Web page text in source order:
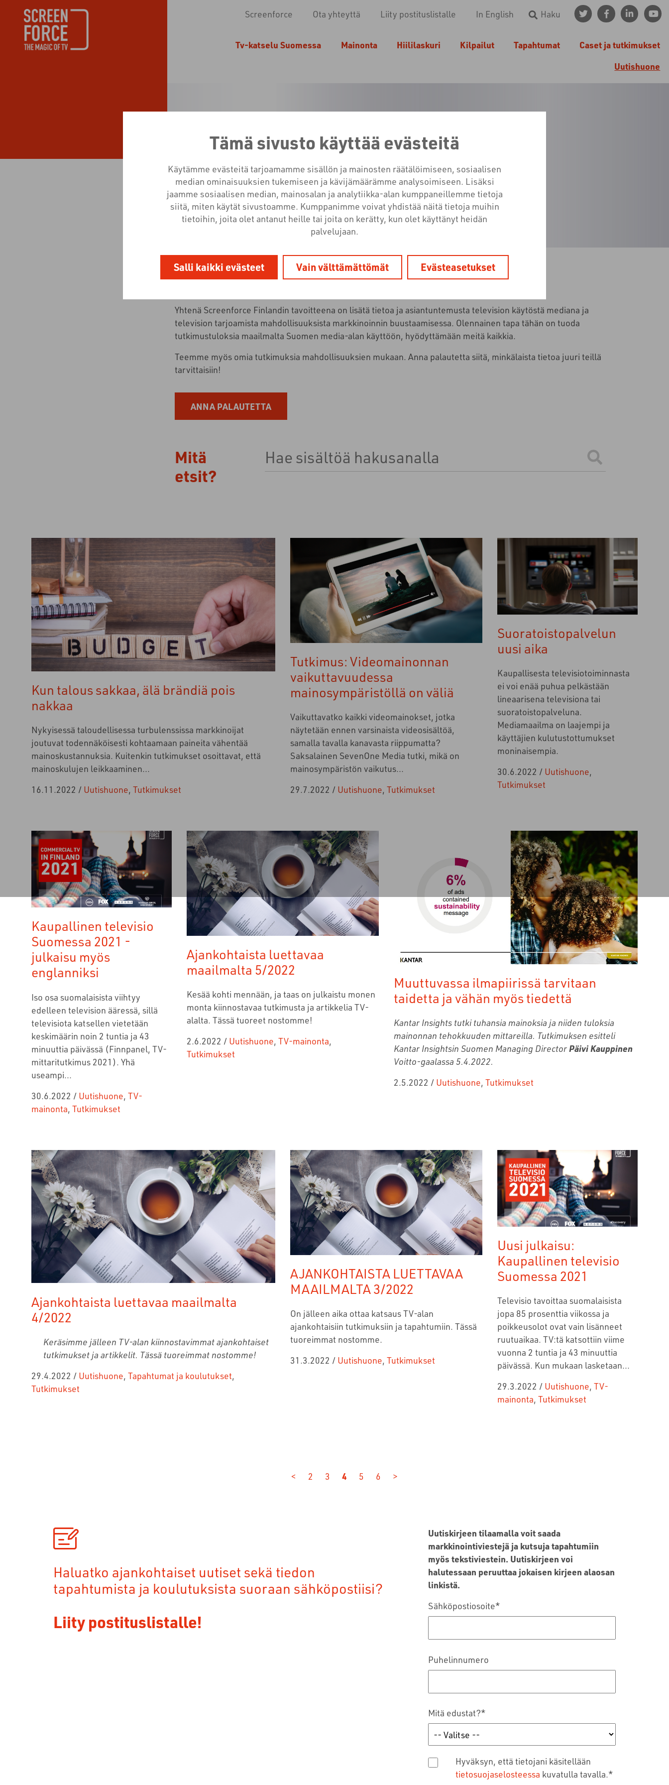
Tämä sivusto käyttää evästeitä
Käytämme evästeitä tarjoamamme sisällön ja mainosten räätälöimiseen, sosiaalisen
median ominaisuuksien tukemiseen ja kävijämäärämme analysoimiseen. Lisäksi
jaamme sosiaalisen median, mainosalan ja analytiikka-alan kumppaneillemme tietoja
siitä, miten käytät sivustoamme. Kumppanimme voivat yhdistää näitä tietoja muihin
tietoihin, joita olet antanut heille tai joita on kerätty, kun olet käyttänyt heidän
palvelujaan.
Salli kaikki evästeet Vain välttämättömät Evästeasetukset
Screenforce Ota yhteyttä Liity postituslistalle In English Haku
Tv-katselu Suomessa Mainonta Hiililaskuri Kilpailut Tapahtumat
Caset ja tutkimukset
Uutishuone
TUTKIMUKSET
Yhtenä Screenforce Finlandin tavoitteena on lisätä tietoa ja asiantuntemusta television käytöstä mediana ja
television tarjoamista mahdollisuuksista markkinoinnin buustaamisessa. Olennainen tapa tähän on tuoda
tutkimustuloksia maailmalta Suomen media-alan käyttöön, hyödyttämään meitä kaikkia.
Teemme myös omia tutkimuksia mahdollisuuksien mukaan. Anna palautetta siitä, minkälaista tietoa juuri teillä
tarvittaisiin!
ANNA PALAUTETTA
Mitä
etsit?
Kun talous sakkaa, älä brändiä pois
nakkaa
Nykyisessä taloudellisessa turbulenssissa markkinoijat
joutuvat todennäköisesti kohtaamaan paineita vähentää
mainoskustannuksia. Kuitenkin tutkimukset osoittavat, että
mainoskulujen leikkaaminen...
16.11.2022 / Uutishuone, Tutkimukset
Tutkimus: Videomainonnan
vaikuttavuudessa
mainosympäristöllä on väliä
Vaikuttavatko kaikki videomainokset, jotka
näytetään ennen varsinaista videosisältöä,
samalla tavalla kanavasta riippumatta?
Saksalainen SevenOne Media tutki, mikä on
mainosympäristön vaikutus...
29.7.2022 / Uutishuone, Tutkimukset
Suoratoistopalvelun
uusi aika
Kaupallisesta televisiotoiminnasta
ei voi enää puhua pelkästään
lineaarisena televisiona tai
suoratoistopalveluna.
Mediamaailma on laajempi ja
käyttäjien kulutustottumukset
moninaisempia.
30.6.2022 / Uutishuone,
Tutkimukset
Kaupallinen televisio
Suomessa 2021 -
julkaisu myös
englanniksi
Iso osa suomalaisista viihtyy
edelleen television ääressä, sillä
televisiota katsellen vietetään
keskimäärin noin 2 tuntia ja 43
minuuttia päivässä (Finnpanel, TV-
mittaritutkimus 2021) . Yhä
useampi...
30.6.2022 / Uutishuone TV-
mainonta Tutkimukset
Ajankohtaista luettavaa
maailmalta 5/2022
Kesää kohti mennään, ja taas on julkaistu monen
monta kiinnostavaa tutkimusta ja artikkelia TV-
alalta. Tässä tuoreet nostomme!
2.6.2022 / Uutishuone, TV-mainonta,
Tutkimukset
Muuttuvassa ilmapiirissä tarvitaan
taidetta ja vähän myös tiedettä
Kantar Insights tutki tuhansia mainoksia ja niiden tuloksia
mainonnan tehokkuuden mittareilla. Tutkimuksen esitteli
Kantar Insightsin Suomen Managing DirectorPäivi Kauppinen
Voitto-gaalassa 5.4.2022.
2.5.2022 / Uutishuone, Tutkimukset
Ajankohtaista luettavaa maailmalta
4/2022
Keräsimme jälleen TV-alan kiinnostavimmat ajankohtaiset
tutkimukset ja artikkelit. Tässä tuoreimmat nostomme!
29.4.2022 / Uutishuone, Tapahtumat ja koulutukset,
Tutkimukset
AJANKOHTAISTA LUETTAVAA
MAAILMALTA 3/2022
On jälleen aika ottaa katsaus TV-alan
ajankohtaisiin tutkimuksiin ja tapahtumiin. Tässä
tuoreimmat nostomme.
31.3.2022 / Uutishuone, Tutkimukset
Uusi julkaisu:
Kaupallinen televisio
Suomessa 2021
Televisio tavoittaa suomalaisista
jopa 85 prosenttia viikossa ja
poikkeusolot ovat vain lisänneet
ruutuaikaa. TV:tä katsottiin viime
vuonna 2 tuntia ja 43 minuuttia
päivässä. Kun mukaan lasketaan...
29.3.2022 / Uutishuone, TV-
mainonta, Tutkimukset
< 2 3 4 5 6 >
Haluatko ajankohtaiset uutiset sekä tiedon
tapahtumista ja koulutuksista suoraan sähköpostiisi?
Liity postituslistalle!
Uutiskirjeen tilaamalla voit saada
markkinointiviestejä ja kutsuja tapahtumiin
myös tekstiviestein. Uutiskirjeen voi
halutessaan peruuttaa jokaisen kirjeen alaosan
linkistä.
Sähköpostiosoite*
Puhelinnumero
Mitä edustat?*
Hyväksyn, että tietojani käsitellään
tietosuojaselosteessa kuvatulla tavalla.*